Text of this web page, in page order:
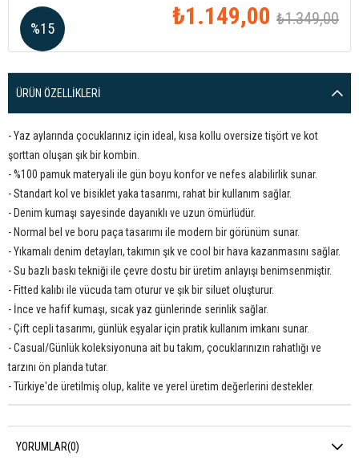
%15
İndirim
₺1.349,00
₺1.149,00
ÜRÜN ÖZELLIKLERI
- Yaz aylarında çocuklarınız için ideal, kısa kollu oversize tişört ve kot
şorttan oluşan şık bir kombin.
- %100 pamuk materyali ile gün boyu konfor ve nefes alabilirlik sunar.
- Standart kol ve bisiklet yaka tasarımı, rahat bir kullanım sağlar.
- Denim kumaşı sayesinde dayanıklı ve uzun ömürlüdür.
- Normal bel ve boru paça tasarımı ile modern bir görünüm sunar.
- Yıkamalı denim detayları, takımın şık ve cool bir hava kazanmasını sağlar.
- Su bazlı baskı tekniği ile çevre dostu bir üretim anlayışı benimsenmiştir.
- Fitted kalıbı ile vücuda tam oturur ve şık bir siluet oluşturur.
- İnce ve hafif kumaşı, sıcak yaz günlerinde serinlik sağlar.
- Çift cepli tasarımı, günlük eşyalar için pratik kullanım imkanı sunar.
- Casual/Günlük koleksiyonuna ait bu takım, çocuklarınızın rahatlığı ve
tarzını ön planda tutar.
- Türkiye'de üretilmiş olup, kalite ve yerel üretim değerlerini destekler.
YORUMLAR(0)